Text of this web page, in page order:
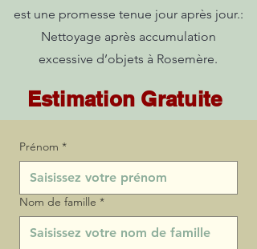
est une promesse tenue jour après jour.:
Nettoyage après accumulation
excessive d’objets à Rosemère.
Estimation Gratuite
Prénom *
Nom de famille *